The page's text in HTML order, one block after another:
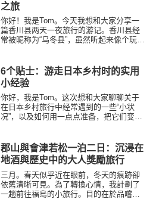
之旅
你好！我是Tom。今天我想和大家分享一
篇香川县两天一夜旅行的游记。香川县经
常被昵称为“乌冬县”，虽然听起来像个玩
史、静谧的自然风光，以及独特的饮食文
化，都让这片土地散发出...
6个贴士：游走日本乡村时的实用
小经验
你好，我是Tom。这次想和大家聊聊关于
在日本乡村旅行中经常遇到的一些“小状
况”，以及如何用一点点准备，把它们变成
节奏更慢、变化更多。但正是这种不确定
性，才让人更感受到旅...
郡山與會津若松一泊二日：沉浸在
地酒與歷史中的大人獎勵旅行
三月。春天似乎近在眼前，冬天的痕跡卻
依舊清晰可見。為了轉換心情，我計劃了
一趟前往福島的小旅行。目的在於品嚐當